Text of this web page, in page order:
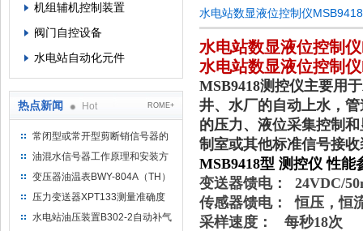
机组辅机控制装置
阀门自控设备
水电站自动化元件
热点新闻 Hot ROME+
常闭型或常开型剪断销信号器的
工作原理
油混水信号器工作原理和安装方
式
变压器油温表BWY-804A（TH）
测量范围
压力变送器XPT133测量准确度
不高是什么原因导致的？
水电站油压装置B302-2自动补气
水电站数显液位控制仪
水电站数显液位控制
水电站数显液位控制
MSB9418测控仪主要用
井、水厂的自动上水，
的压力、液位采集控制
制室或其他标准信号接
MSB9418型 测控仪 性能
变送器馈电： 24VDC/
传感器馈电： 恒压，恒
采样速度： 每秒18次